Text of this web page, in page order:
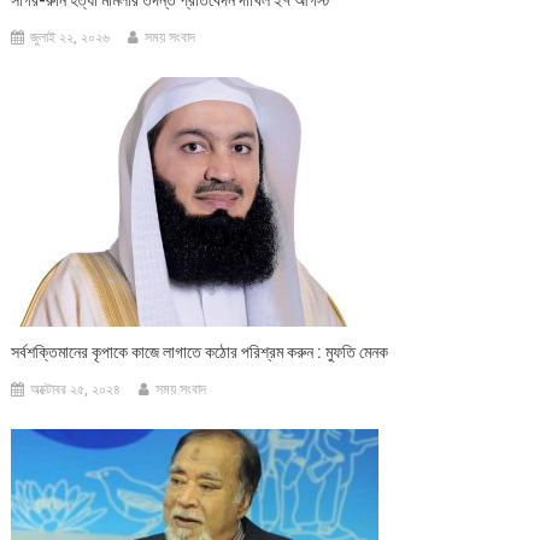
জুলাই ২২, ২০২৬ সময় সংবাদ
সর্বশক্তিমানের কৃপাকে কাজে লাগাতে কঠোর পরিশ্রম করুন : মুফতি মেনক
অক্টোবর ২৫, ২০২৪ সময় সংবাদ